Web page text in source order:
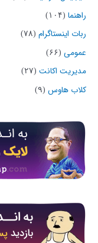
راهنما (۱۰۴)
ربات اینستاگرام (۷۸)
عمومی (۶۶)
مدیریت اکانت (۲۷)
کلاب هاوس (۹)